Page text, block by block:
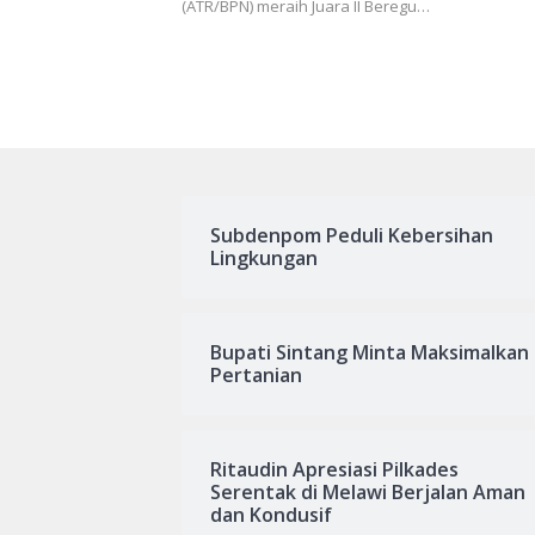
(ATR/BPN) meraih Juara II Beregu…
Subdenpom Peduli Kebersihan
Lingkungan
Bupati Sintang Minta Maksimalkan
Pertanian
Ritaudin Apresiasi Pilkades
Serentak di Melawi Berjalan Aman
dan Kondusif